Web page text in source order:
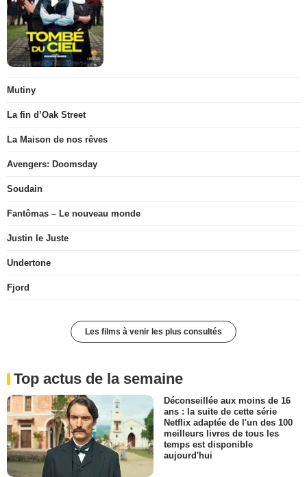
Mutiny
La fin d’Oak Street
La Maison de nos rêves
Avengers: Doomsday
Soudain
Fantômas – Le nouveau monde
Justin le Juste
Undertone
Fjord
Les films à venir les plus consultés
Top actus de la semaine
Déconseillée aux moins de 16
ans : la suite de cette série
Netflix adaptée de l'un des 100
meilleurs livres de tous les
temps est disponible
aujourd'hui